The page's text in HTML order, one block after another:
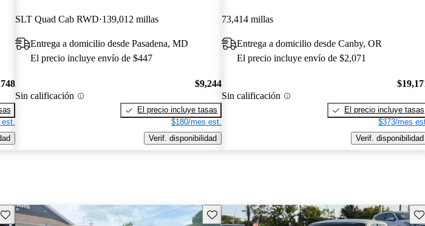
est.
SLT Quad Cab RWD 139,012 millas
Entrega a domicilio desde Pasadena, MD
El precio incluye envío de $447
Sin calificación
$9,244
El precio incluye tasas
$180/mes est.
Verif. disponibilidad
73,414 millas
Entrega a domicilio desde Canby, OR
El precio incluye envío de $2,071
Sin calificación
El precio incluye tasas
$373/mes
Verif. disponibilidad
Guarda este Aviso Guarda este Aviso